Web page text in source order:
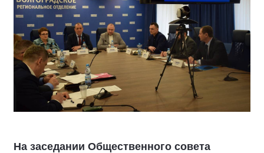
На заседании Общественного совета